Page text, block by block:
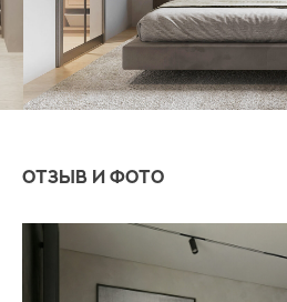
отзыв и фото